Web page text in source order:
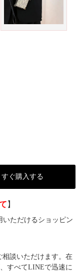
すぐ購入する
】
ただけるショッピン
談いただけます。在
すべてLINEで迅速に